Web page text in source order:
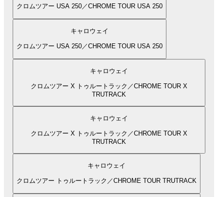
クロムツアー USA 250／CHROME TOUR USA 250
キャロウェイ
クロムツアー USA 250／CHROME TOUR USA 250
キャロウェイ
クロムツアー X トゥルートラック／CHROME TOUR X
TRUTRACK
キャロウェイ
クロムツアー X トゥルートラック／CHROME TOUR X
TRUTRACK
キャロウェイ
クロムツアー トゥルートラック／CHROME TOUR TRUTRACK